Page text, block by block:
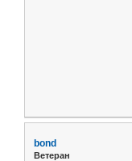
bond
Ветеран